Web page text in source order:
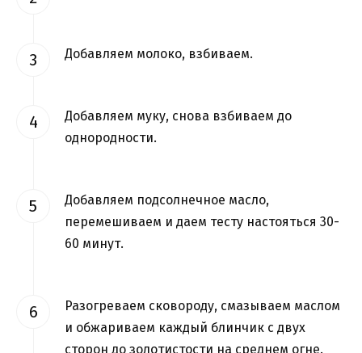
Добавляем молоко, взбиваем.
Добавляем муку, снова взбиваем до
однородности.
Добавляем подсолнечное масло,
перемешиваем и даем тесту настояться 30-
60 минут.
Разогреваем сковороду, смазываем маслом
и обжариваем каждый блинчик с двух
сторон до золотистости на среднем огне.